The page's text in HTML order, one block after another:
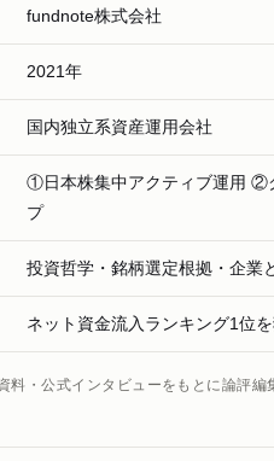
fundnote株式会社
2021年
国内独立系資産運用会社
①日本株集中アクティブ運用 ②
プ
投資哲学・銘柄選定根拠・企業
ネット資金流入ランキング1位
料・公式インタビューをもとに論評編